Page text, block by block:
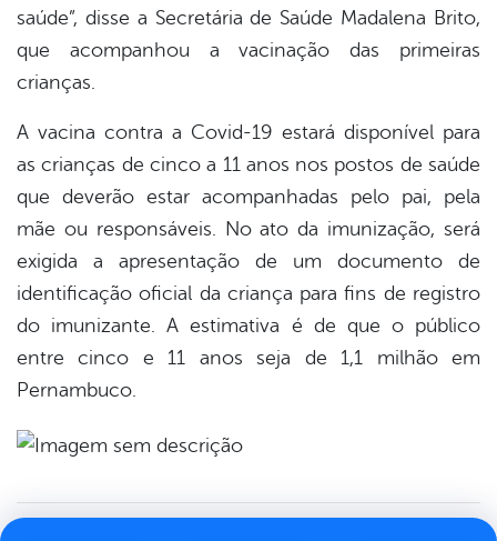
saúde”, disse a Secretária de Saúde Madalena Brito,
que acompanhou a vacinação das primeiras
crianças.
A vacina contra a Covid-19 estará disponível para
as crianças de cinco a 11 anos nos postos de saúde
que deverão estar acompanhadas pelo pai, pela
mãe ou responsáveis. No ato da imunização, será
exigida a apresentação de um documento de
identificação oficial da criança para fins de registro
do imunizante. A estimativa é de que o público
entre cinco e 11 anos seja de 1,1 milhão em
Pernambuco.